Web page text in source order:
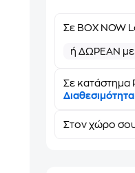
Σε BOX NOW
ή ΔΩΡΕΑΝ με
Σε κατάστημα
Στονχώρο